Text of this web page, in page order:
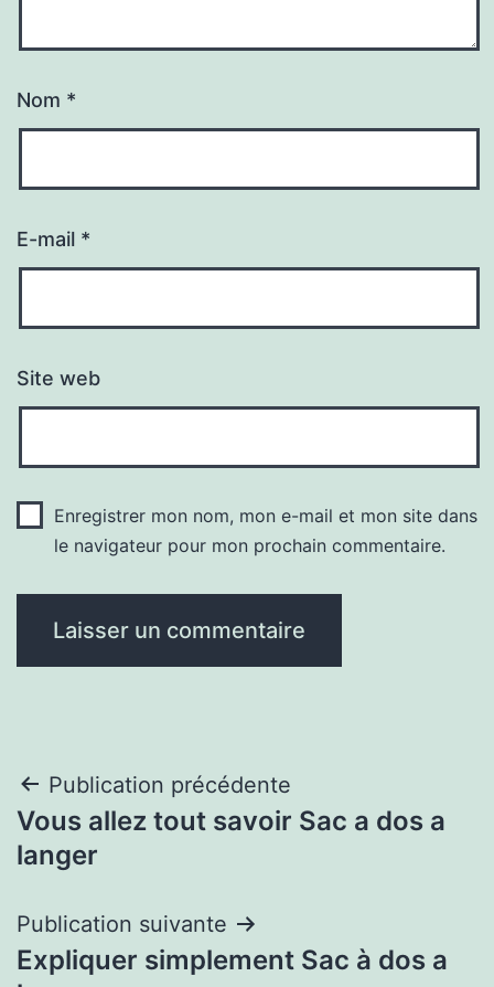
Nom *
E-mail *
Site web
Enregistrer mon nom, mon e-mail et mon site dans
le navigateur pour mon prochain commentaire.
Navigation
de
Publication précédente
Vous allez tout savoir Sac a dos a
langer
Publication suivante
Expliquer simplement Sac à dos a